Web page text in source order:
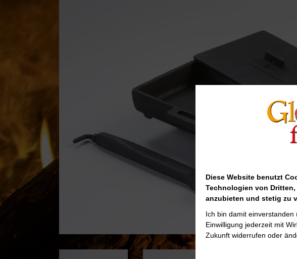
Diese Website benutzt
Technologien von
anzubieten und stetig zu
Ich bin damit einverstanden
Einwilligung jederzeit mit
Zukunft widerrufen oder